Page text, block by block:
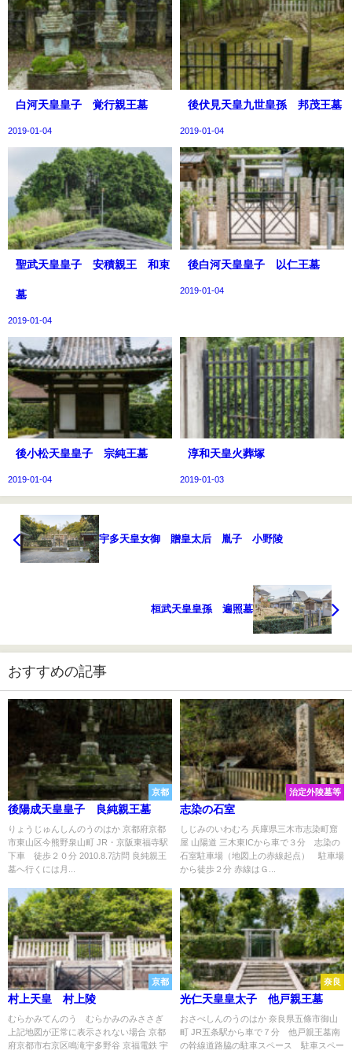
白河天皇皇子 覚行親王墓
2019-01-04
後伏見天皇九世皇孫 邦茂王墓
2019-01-04
聖武天皇皇子 安積親王 和束
墓
2019-01-04
後白河天皇皇子 以仁王墓
2019-01-04
後小松天皇皇子 宗純王墓
2019-01-04
淳和天皇火葬塚
2019-01-03
宇多天皇女御 贈皇太后 胤子 小野陵
桓武天皇皇孫 遍照墓
おすすめの記事
京都
後陽成天皇皇子 良純親王墓
りょうじゅんしんのうのはか 京都府京都
市東山区今熊野泉山町 JR・京阪東福寺駅
下車 徒歩２０分 2010.8.7訪問 良純親王
墓へ行くには月...
治定外陵墓等
志染の石室
しじみのいわむろ 兵庫県三木市志染町窟
屋 山陽道 三木東ICから車で３分 志染の
石室駐車場（地図上の赤線起点） 駐車場
から徒歩２分 赤線はＧ...
京都
村上天皇 村上陵
むらかみてんのう むらかみのみささぎ
上記地図が正常に表示されない場合 京都
府京都市右京区鳴滝宇多野谷 京福電鉄 宇
奈良
光仁天皇皇太子 他戸親王墓
おさべしんのうのはか 奈良県五條市御山
町 JR五条駅から車で７分 他戸親王墓南
の幹線道路脇の駐車スペース 駐車スペー